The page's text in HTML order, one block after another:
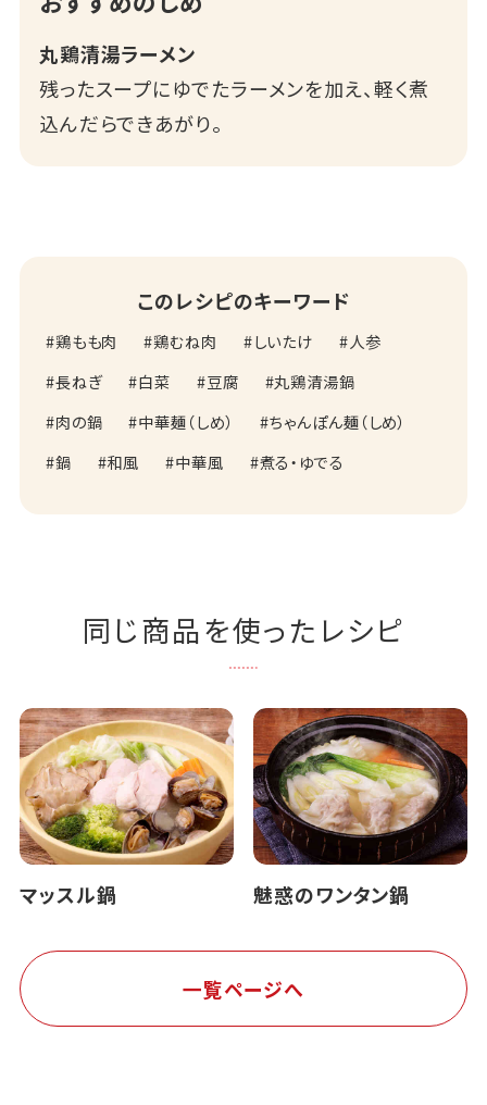
丸鶏清湯ラーメン
残ったスープにゆでたラーメンを加え、軽く煮
込んだらできあがり。
このレシピのキーワード
鶏もも肉 鶏むね肉 しいたけ
人参
長ねぎ
白菜 豆腐
丸鶏清湯鍋
肉の鍋
中華麺（しめ）
ちゃんぽん麺（しめ）
鍋
和風 中華風 煮る・ゆでる
同じ商品を使ったレシピ
マッスル鍋 魅惑のワンタン鍋
一覧ページへ